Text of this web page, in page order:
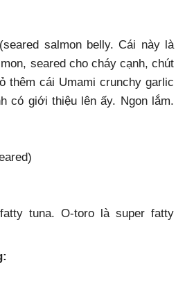
salmon belly. Cái này là
seared cho cháy cạnh, chút
thêm cái Umami crunchy garlic
có giới thiệu lên ấy. Ngon lắm.
tuna. O-toro là super fatty